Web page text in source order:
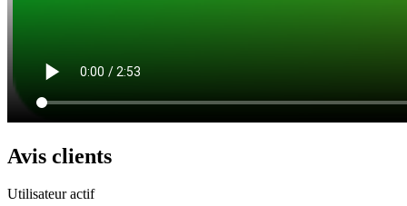
Avis clients
Utilisateur actif